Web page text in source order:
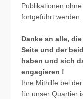
Publikationen
fortgeführt werden.
Danke an alle,
Seite und der
haben und sich
engagieren !
Ihre Mithilfe bei
für unser Quartier